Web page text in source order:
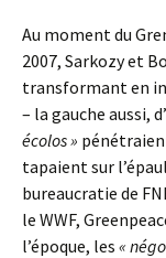
Au moment du
2007, Sarkozy et
transformant en
– la gauche aussi,
écolos »
tapaient sur
bureaucratie de
le WWF,
l’époque, les «